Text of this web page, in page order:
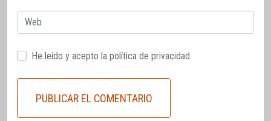
Web
He leido y acepto la política de privacidad